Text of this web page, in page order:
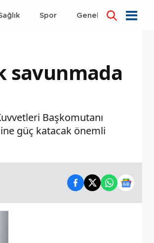
Spor Genel Dünya
savunmada
Başkomutanı
güç katacak önemli